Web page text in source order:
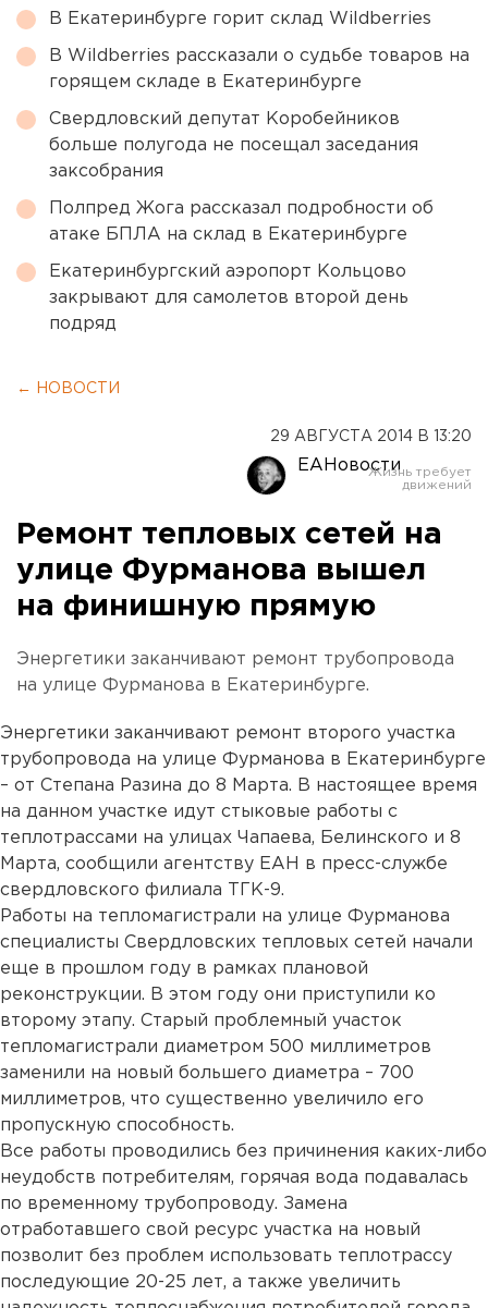
В Екатеринбурге горит склад Wildberries
В Wildberries рассказали о судьбе товаров на
горящем складе в Екатеринбурге
Свердловский депутат Коробейников
больше полугода не посещал заседания
заксобрания
Полпред Жога рассказал подробности об
атаке БПЛА на склад в Екатеринбурге
Екатеринбургский аэропорт Кольцово
закрывают для самолетов второй день
подряд
← НОВОСТИ
29 АВГУСТА 2014 В 13:20
ЕАНовости
Ремонт тепловых сетей на
улице Фурманова вышел
на финишную прямую
Энергетики заканчивают ремонт трубопровода
на улице Фурманова в Екатеринбурге.
Энергетики заканчивают ремонт второго участка
трубопровода на улице Фурманова в Екатеринбурге
– от Степана Разина до 8 Марта. В настоящее время
на данном участке идут стыковые работы с
теплотрассами на улицах Чапаева, Белинского и 8
Марта, сообщили агентству ЕАН в пресс-службе
свердловского филиала ТГК-9.
Работы на тепломагистрали на улице Фурманова
специалисты Свердловских тепловых сетей начали
еще в прошлом году в рамках плановой
реконструкции. В этом году они приступили ко
второму этапу. Старый проблемный участок
тепломагистрали диаметром 500 миллиметров
заменили на новый большего диаметра – 700
миллиметров, что существенно увеличило его
пропускную способность.
Все работы проводились без причинения каких-либо
неудобств потребителям, горячая вода подавалась
по временному трубопроводу. Замена
отработавшего свой ресурс участка на новый
позволит без проблем использовать теплотрассу
последующие 20-25 лет, а также увеличить